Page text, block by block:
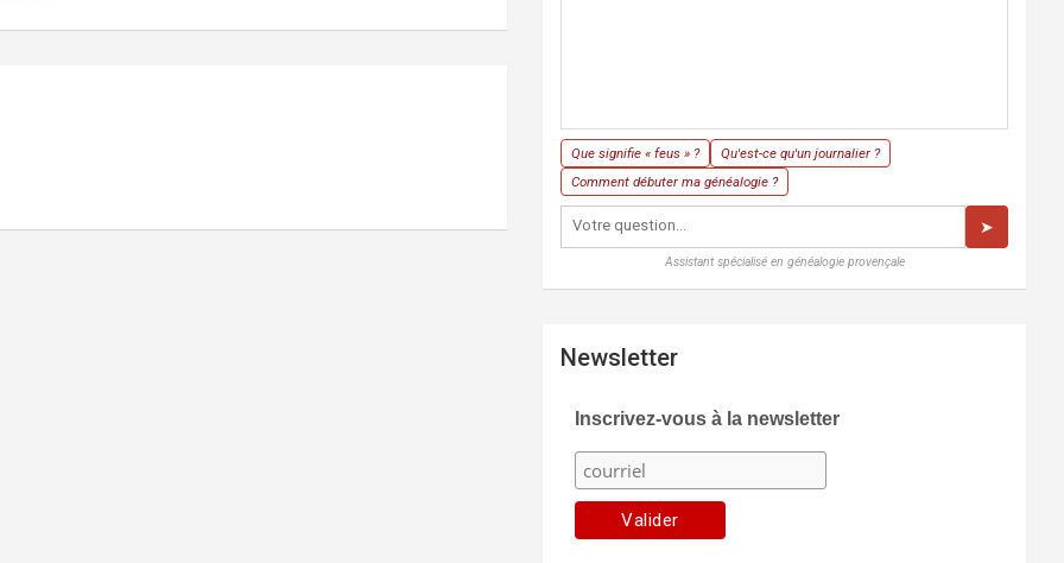
Que signifie « feus » ?
Qu'est-ce qu'un journalier ?
Comment débuter ma généalogie ?
➤
Assistant spécialisé en généalogie provençale
Newsletter
Inscrivez-vous à la newsletter